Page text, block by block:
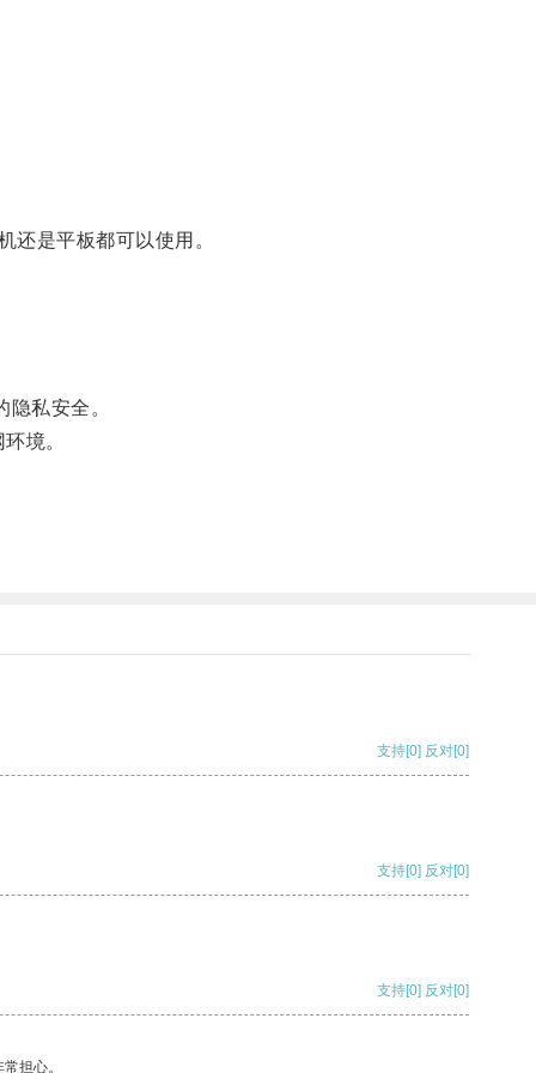
是平板都可以使用。
私安全。
境。
支持[0] 反对[0]
支持[0] 反对[0]
支持[0] 反对[0]
担心。